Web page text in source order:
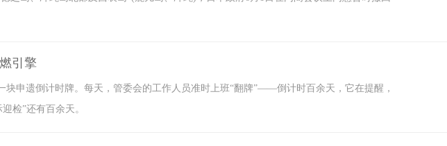
引擎
块申遗倒计时牌。每天，管委会的工作人员准时上班“翻牌”——倒计时百余天，它在提醒，
检”还有百余天。